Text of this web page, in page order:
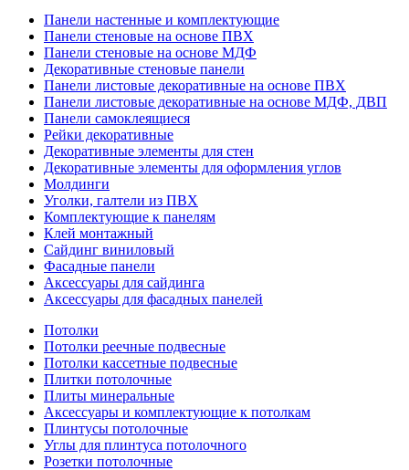
Панели настенные и комплектующие
Панели стеновые на основе ПВХ
Панели стеновые на основе МДФ
Декоративные стеновые панели
Панели листовые декоративные на основе ПВХ
Панели листовые декоративные на основе МДФ, ДВП
Панели самоклеящиеся
Рейки декоративные
Декоративные элементы для стен
Декоративные элементы для оформления углов
Молдинги
Уголки, галтели из ПВХ
Комплектующие к панелям
Клей монтажный
Сайдинг виниловый
Фасадные панели
Аксессуары для сайдинга
Аксессуары для фасадных панелей
Потолки
Потолки реечные подвесные
Потолки кассетные подвесные
Плитки потолочные
Плиты минеральные
Аксессуары и комплектующие к потолкам
Плинтусы потолочные
Углы для плинтуса потолочного
Розетки потолочные